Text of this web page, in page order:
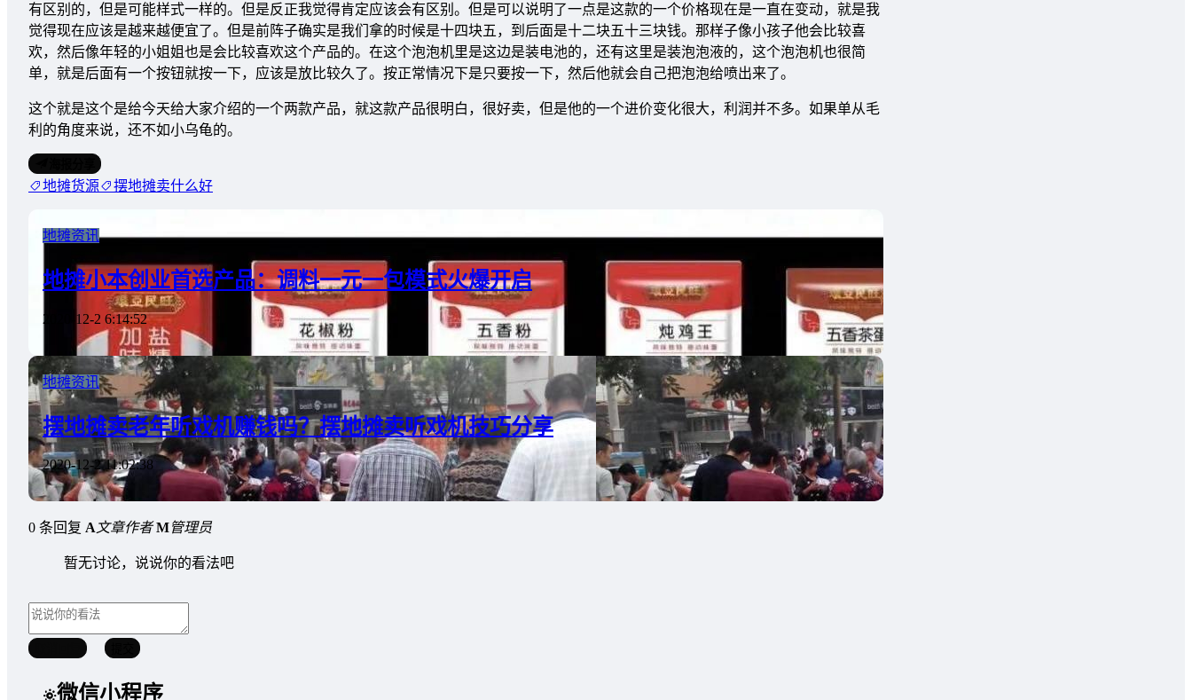
有区别的，但是可能样式一样的。但是反正我觉得肯定应该会有区别。但是可以说明了一点是这款的一个价格现在是一直在变动，就是我
觉得现在应该是越来越便宜了。但是前阵子确实是我们拿的时候是十四块五，到后面是十二块五十三块钱。那样子像小孩子他会比较喜
欢，然后像年轻的小姐姐也是会比较喜欢这个产品的。在这个泡泡机里是这边是装电池的，还有这里是装泡泡液的，这个泡泡机也很简
单，就是后面有一个按钮就按一下，应该是放比较久了。按正常情况下是只要按一下，然后他就会自己把泡泡给喷出来了。
这个就是这个是给今天给大家介绍的一个两款产品，就这款产品很明白，很好卖，但是他的一个进价变化很大，利润并不多。如果单从毛
利的角度来说，还不如小乌龟的。
地摊货源 摆地摊卖什么好
地摊资讯
地摊小本创业首选产品：调料一元一包模式火爆开启
2020-12-2 6:14:52
地摊资讯
摆地摊卖老年听戏机赚钱吗？摆地摊卖听戏机技巧分享
2020-12-2 11:02:38
0 条回复 A文章作者 M管理员
暂无讨论，说说你的看法吧
微信小程序